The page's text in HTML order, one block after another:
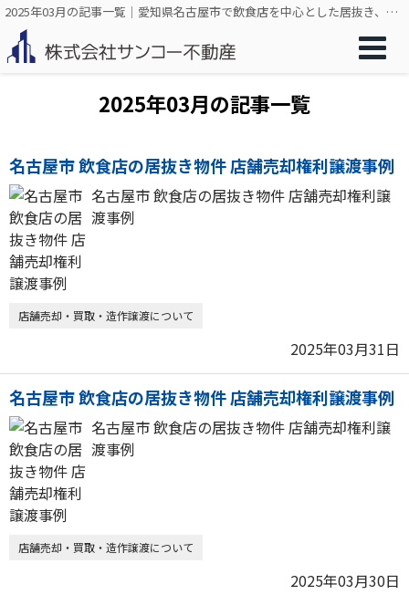
2025年03月の記事一覧｜愛知県名古屋市で飲食店を中心とした居抜き、店舗売却のことなら株式会社サンコー不動産
2025年03月の記事一覧
名古屋市 飲食店の居抜き物件 店舗売却権利譲渡事例
名古屋市 飲食店の居抜き物件 店舗売却権利譲
渡事例
店舗売却・買取・造作譲渡について
2025年03月31日
名古屋市 飲食店の居抜き物件 店舗売却権利譲渡事例
名古屋市 飲食店の居抜き物件 店舗売却権利譲
渡事例
店舗売却・買取・造作譲渡について
2025年03月30日